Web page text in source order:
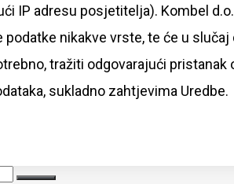
IP adresu posjetitelja). Kombel
podatke nikakve vrste, te će u slučaj
tražiti odgovarajući pristanak
sukladno zahtjevima Uredbe.